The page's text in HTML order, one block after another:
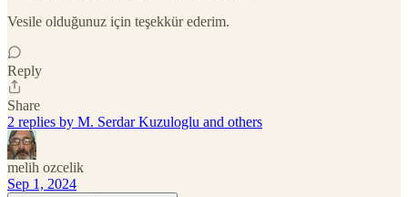
Vesile olduğunuz için teşekkür ederim.
Reply
Share
2 replies by M. Serdar Kuzuloglu and others
melih ozcelik
Sep 1, 2024